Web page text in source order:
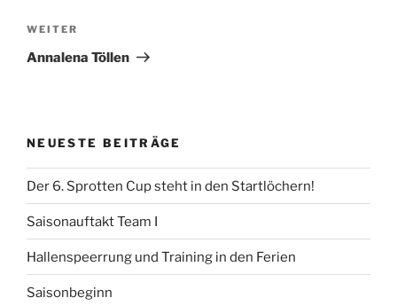
Nächster
Beitrag
WEITER
Annalena Töllen
NEUESTE BEITRÄGE
Der 6. Sprotten Cup steht in den Startlöchern!
Saisonauftakt Team I
Hallenspeerrung und Training in den Ferien
Saisonbeginn